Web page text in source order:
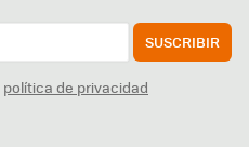
SUSCRIBIR
política de privacidad